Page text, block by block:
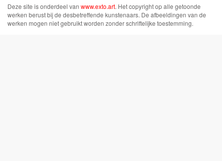
Deze site is onderdeel van www.exto.art. Het copyright op alle getoonde
werken berust bij de desbetreffende kunstenaars. De afbeeldingen van de
werken mogen niet gebruikt worden zonder schriftelijke toestemming.